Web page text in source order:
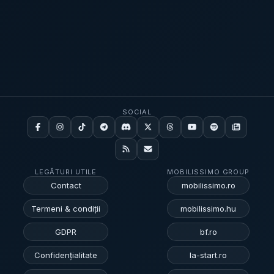
LEGĂTURI UTILE
Contact
Termeni & condiții
GDPR
Confidențialitate
SOCIAL
MOBILISSIMO GROUP
mobilissimo.ro
mobilissimo.hu
bf.ro
la-start.ro